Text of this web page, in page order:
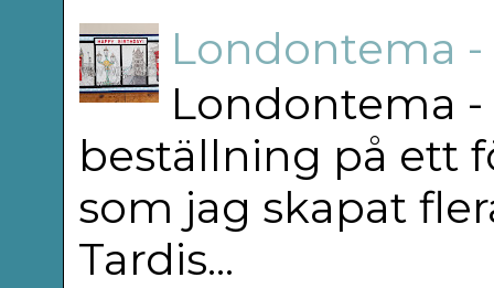
Londontema
Londontema
beställning på ett
som jag skapat
Tardis...